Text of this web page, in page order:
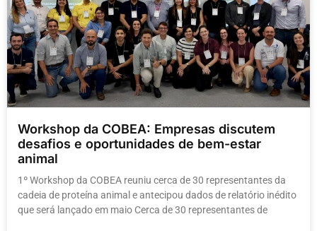
Workshop da COBEA: Empresas discutem
desafios e oportunidades de bem-estar
animal
1º Workshop da COBEA reuniu cerca de 30 representantes da
cadeia de proteína animal e antecipou dados de relatório inédito
que será lançado em maio Cerca de 30 representantes de